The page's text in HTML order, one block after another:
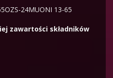
OZS-24MUONI 13-65
zawartości składników